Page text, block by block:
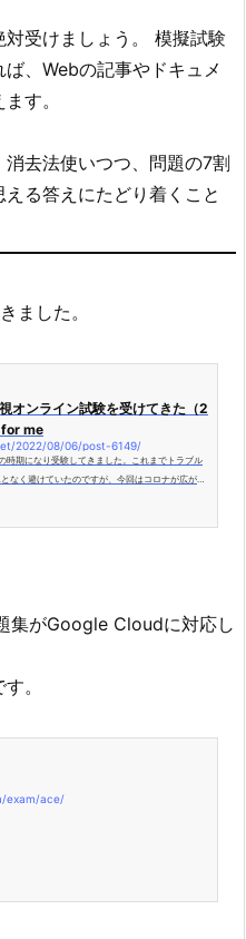
受けましょう。 模擬試験
、Webの記事やドキュメ
す。
去法使いつつ、問題の7割
る答えにたどり着くこと
ました。
オンライン試験を受けてきた（2
me
2022/08/06/post-6149/
時期になり受験してきました。これまでトラブル
なく避けていたのですが、今回はコロナが広がっ
集がGoogle Cloudに対応し
。
exam/ace/